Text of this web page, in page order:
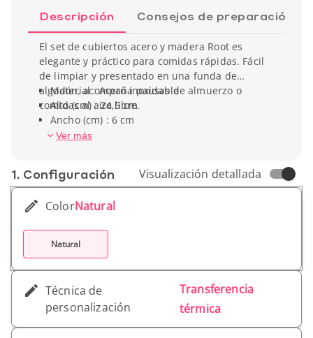
Descripción Consejos de preparación
El set de cubiertos acero y madera Root es
elegante y práctico para comidas rápidas. Fácil
de limpiar y presentado en una funda de
algodón, acompaña pausas de almuerzo o
comidas al aire libre.
Material : Acero inoxidable
Alto (cm) : 24,5 cm
Ancho (cm) : 6 cm
Peso unitario : 104 g
Ver más
1. Conf­iguración Visualización detallada
ColorNatural
Natural
Técnica de
personalización
Transferencia
térmica